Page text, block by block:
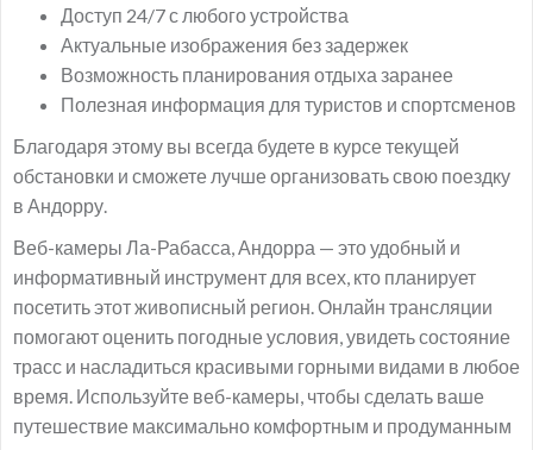
Доступ 24/7 с любого устройства
Актуальные изображения без задержек
Возможность планирования отдыха заранее
Полезная информация для туристов и спортсменов
Благодаря этому вы всегда будете в курсе текущей
обстановки и сможете лучше организовать свою поездку
в Андорру.
Веб-камеры Ла-Рабасса, Андорра — это удобный и
информативный инструмент для всех, кто планирует
посетить этот живописный регион. Онлайн трансляции
помогают оценить погодные условия, увидеть состояние
трасс и насладиться красивыми горными видами в любое
время. Используйте веб-камеры, чтобы сделать ваше
путешествие максимально комфортным и продуманным